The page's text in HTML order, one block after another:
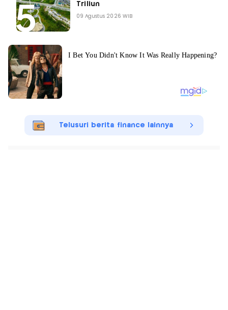
Triliun
09 Agustus 2026 WIB
Telusuri berita finance lainnya